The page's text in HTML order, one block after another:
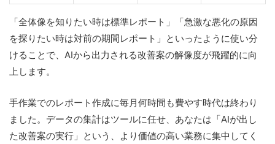
「全体像を知りたい時は標準レポート」「急激な悪化の原因
を探りたい時は対前の期間レポート」といったように使い分
けることで、AIから出力される改善案の解像度が飛躍的に向
上します。
手作業でのレポート作成に毎月何時間も費やす時代は終わり
ました。データの集計はツールに任せ、あなたは「AIが出し
た改善案の実行」という、より価値の高い業務に集中してく